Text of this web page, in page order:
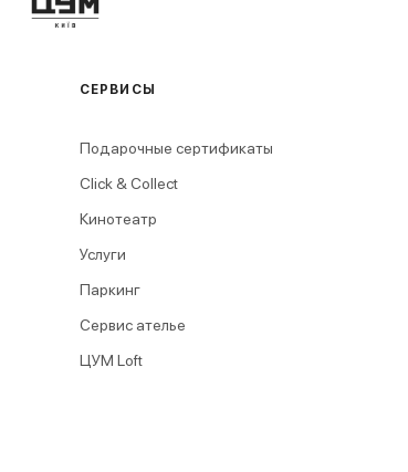
СЕРВИСЫ
Подарочные сертификаты
Click & Collect
Кинотеатр
Услуги
Паркинг
Сервис ателье
ЦУМ Loft